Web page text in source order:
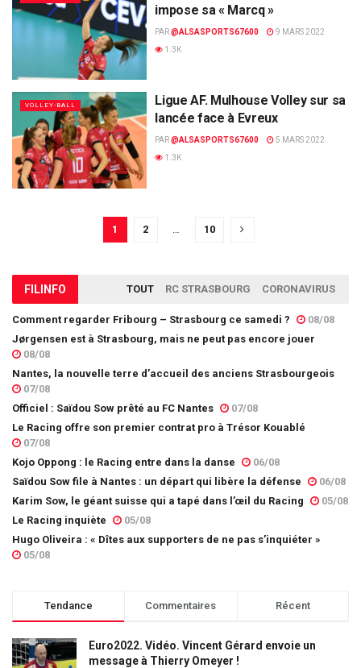
impose sa « Marcq »
PAR@ALSASPORTS67600
9 MARS 2022
1.3K
VOLLEY-BALL
Ligue AF. Mulhouse Volley sur sa
lancée face à Evreux
PAR@ALSASPORTS67600
5 MARS 2022
1.3K
1 2 10
FIL INFO TOUT RC STRASBOURG CORONAVIRUS
Comment regarder Fribourg – Strasbourg ce samedi ?
08/08
Jørgensen est à Strasbourg, mais ne peut pas encore jouer
08/08
Nantes, la nouvelle terre d’accueil des anciens Strasbourgeois
07/08
Officiel : Saïdou Sow prêté au FC Nantes
07/08
Le Racing offre son premier contrat pro à Trésor Kouablé
07/08
Kojo Oppong : le Racing entre dans la danse
06/08
Saïdou Sow file à Nantes : un départ qui libère la défense
06/08
Karim Sow, le géant suisse qui a tapé dans l’œil du Racing
05/08
Le Racing inquiète
05/08
Hugo Oliveira : « Dîtes aux supporters de ne pas s’inquiéter »
05/08
Tendance Commentaires Récent
Euro2022. Vidéo. Vincent Gérard envoie un
message à Thierry Omeyer !